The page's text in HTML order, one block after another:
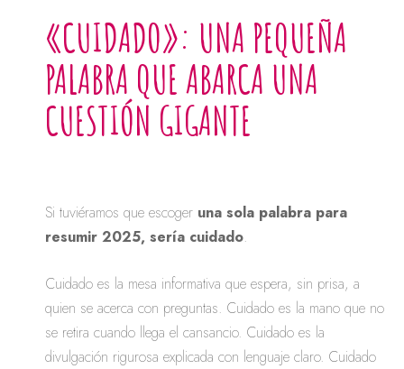
«CUIDADO»: UNA PEQUEÑA
PALABRA QUE ABARCA UNA
CUESTIÓN GIGANTE
Si tuviéramos que escoger una sola palabra para
resumir 2025, sería cuidado.
Cuidado es la mesa informativa que espera, sin prisa, a
quien se acerca con preguntas. Cuidado es la mano que no
se retira cuando llega el cansancio. Cuidado es la
divulgación rigurosa explicada con lenguaje claro. Cuidado